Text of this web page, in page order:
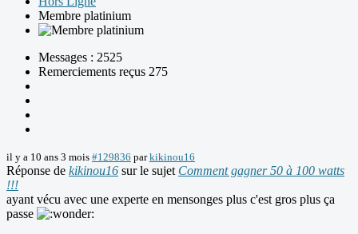
Membre platinium
Messages : 2525
Remerciements reçus 275
il y a 10 ans 3 mois #129836 parkikinou16
Réponse de kikinou16 sur le sujet Comment gagner 50 à 100 watts
!!!
ayant vécu avec une experte en mensonges plus c'est gros plus ça
passe